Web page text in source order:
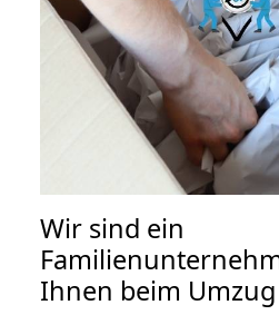
Wir sind ein
Ihnen beim